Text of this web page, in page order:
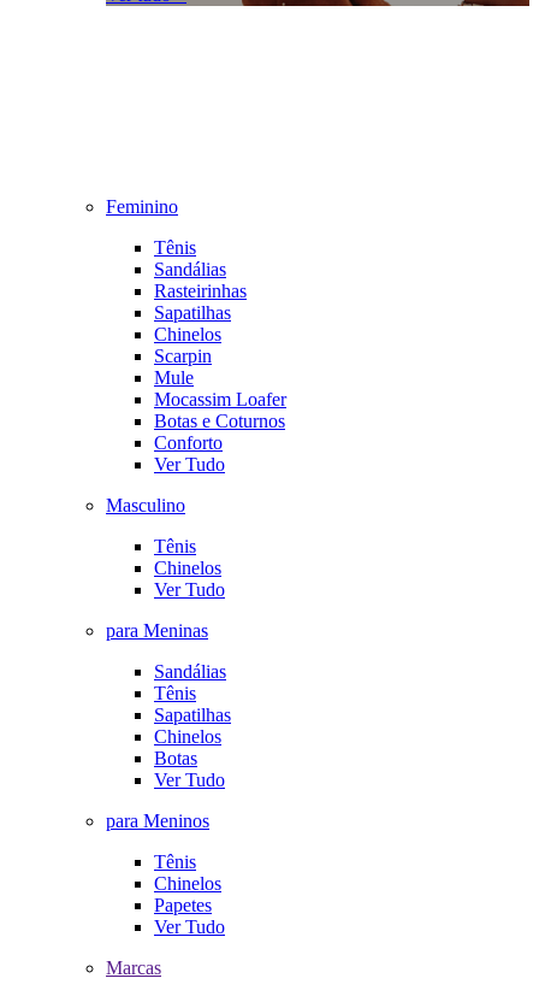
Feminino
Tênis
Sandálias
Rasteirinhas
Sapatilhas
Chinelos
Scarpin
Mule
Mocassim Loafer
Botas e Coturnos
Conforto
Ver Tudo
Masculino
Tênis
Chinelos
Ver Tudo
para Meninas
Sandálias
Tênis
Sapatilhas
Chinelos
Botas
Ver Tudo
para Meninos
Tênis
Chinelos
Papetes
Ver Tudo
Marcas